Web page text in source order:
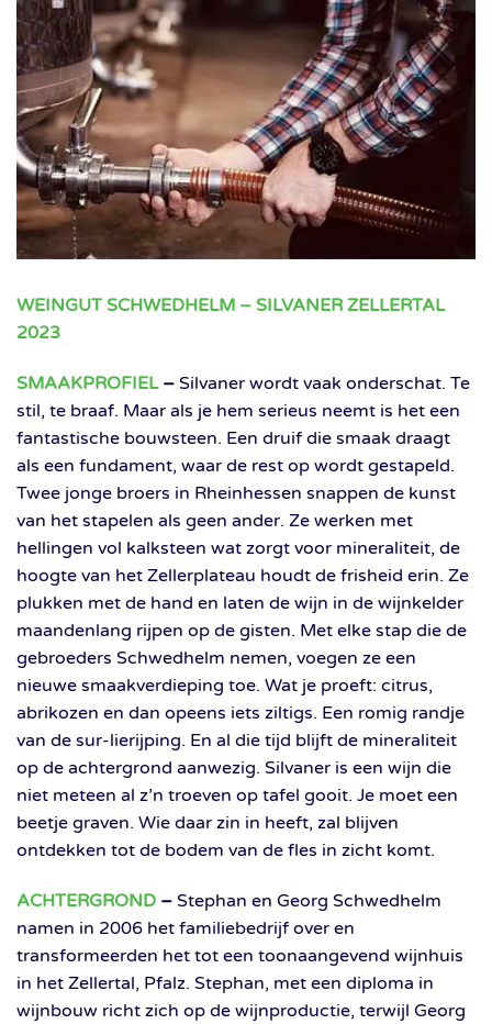
WEINGUT SCHWEDHELM – SILVANER ZELLERTAL
2023
SMAAKPROFIEL– Silvaner wordt vaak onderschat. Te
stil, te braaf. Maar als je hem serieus neemt is het een
fantastische bouwsteen. Een druif die smaak draagt
als een fundament, waar de rest op wordt gestapeld.
Twee jonge broers in Rheinhessen snappen de kunst
van het stapelen als geen ander. Ze werken met
hellingen vol kalksteen wat zorgt voor mineraliteit, de
hoogte van het Zellerplateau houdt de frisheid erin. Ze
plukken met de hand en laten de wijn in de wijnkelder
maandenlang rijpen op de gisten. Met elke stap die de
gebroeders Schwedhelm nemen, voegen ze een
nieuwe smaakverdieping toe. Wat je proeft: citrus,
abrikozen en dan opeens iets ziltigs. Een romig randje
van de sur-lierijping. En al die tijd blijft de mineraliteit
op de achtergrond aanwezig. Silvaner is een wijn die
niet meteen al z’n troeven op tafel gooit. Je moet een
beetje graven. Wie daar zin in heeft, zal blijven
ontdekken tot de bodem van de fles in zicht komt.
ACHTERGROND – Stephan en Georg Schwedhelm
namen in 2006 het familiebedrijf over en
transformeerden het tot een toonaangevend wijnhuis
in het Zellertal, Pfalz. Stephan, met een diploma in
wijnbouw richt zich op de wijnproductie, terwijl Georg